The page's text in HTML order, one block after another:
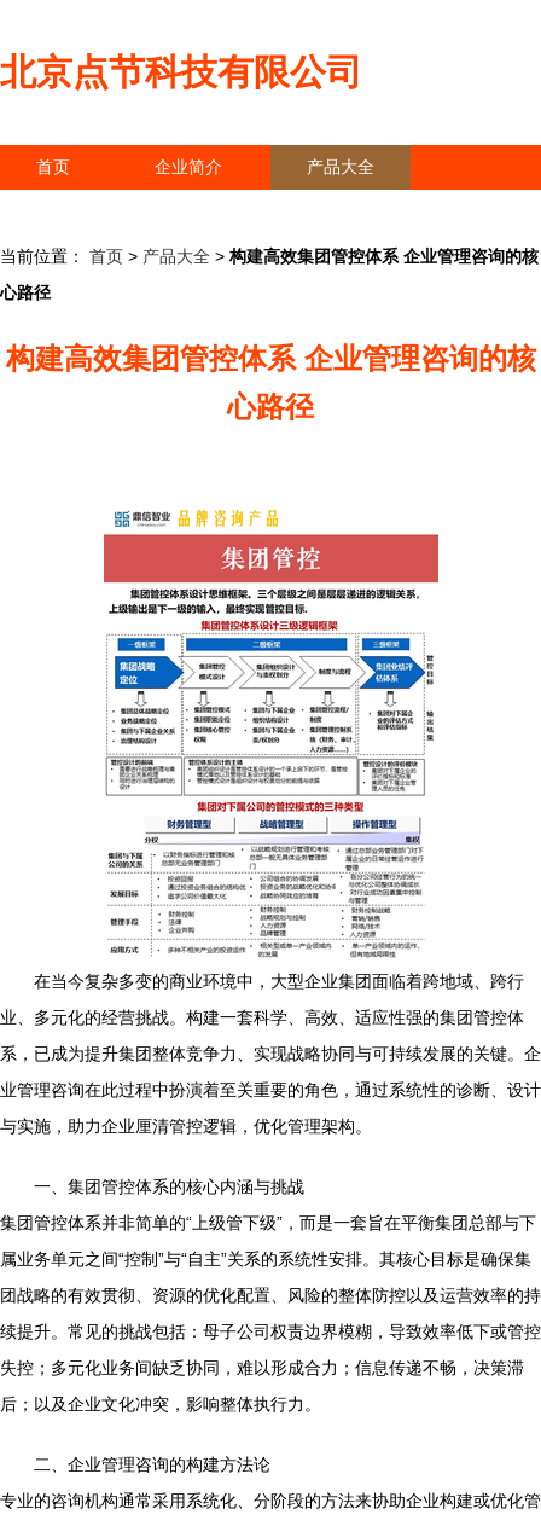
北京点节科技有限公司
首页 企业简介 产品大全
当前位置： 首页 > 产品大全 > 构建高效集团管控体系 企业管理咨询的核
心路径
构建高效集团管控体系 企业管理咨询的核
心路径
在当今复杂多变的商业环境中，大型企业集团面临着跨地域、跨行
业、多元化的经营挑战。构建一套科学、高效、适应性强的集团管控体
系，已成为提升集团整体竞争力、实现战略协同与可持续发展的关键。企
业管理咨询在此过程中扮演着至关重要的角色，通过系统性的诊断、设计
与实施，助力企业厘清管控逻辑，优化管理架构。
一、集团管控体系的核心内涵与挑战
集团管控体系并非简单的“上级管下级”，而是一套旨在平衡集团总部与下
属业务单元之间“控制”与“自主”关系的系统性安排。其核心目标是确保集
团战略的有效贯彻、资源的优化配置、风险的整体防控以及运营效率的持
续提升。常见的挑战包括：母子公司权责边界模糊，导致效率低下或管控
失控；多元化业务间缺乏协同，难以形成合力；信息传递不畅，决策滞
后；以及企业文化冲突，影响整体执行力。
二、企业管理咨询的构建方法论
专业的咨询机构通常采用系统化、分阶段的方法来协助企业构建或优化管